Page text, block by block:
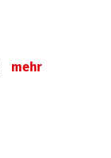
mehr